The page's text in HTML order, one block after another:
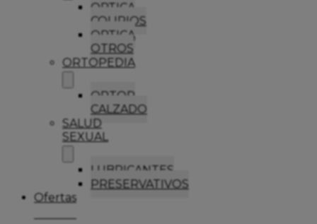
OPTICA
COLIRIOS
OPTICA
OTROS
ORTOPEDIA
ORTOP
CALZADO
SALUD
SEXUAL
LUBRICANTES
PRESERVATIVOS
Ofertas